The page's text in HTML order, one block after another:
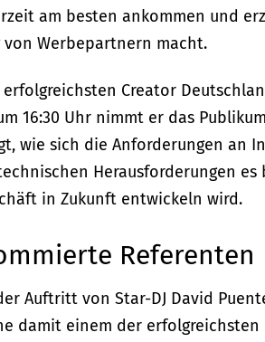
am besten ankommen und
von Werbepartnern macht.
Creator
16:30 Uhr nimmt er das
wie sich die Anforderungen an
Herausforderungen
in Zukunft entwickeln wird.
Referenten
Auftritt von Star-DJ David
damit einem der